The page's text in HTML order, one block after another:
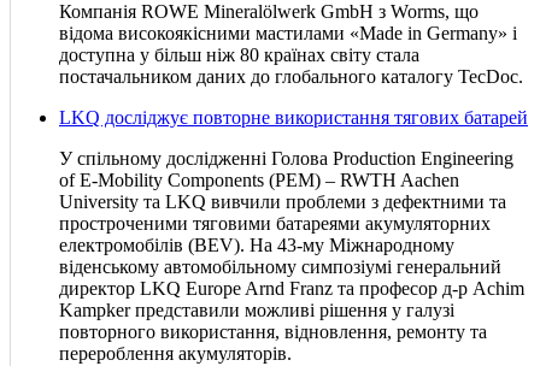
Компанія ROWE Mineralölwerk GmbH з Worms, що
відома високоякісними мастилами «Made in Germany» і
доступна у більш ніж 80 країнах світу стала
постачальником даних до глобального каталогу TecDoc.
LKQ досліджує повторне використання тягових батарей
У спільному дослідженні Голова Production Engineering
of E-Mobility Components (PEM) – RWTH Aachen
University та LKQ вивчили проблеми з дефектними та
простроченими тяговими батареями акумуляторних
електромобілів (BEV). На 43-му Міжнародному
віденському автомобільному симпозіумі генеральний
директор LKQ Europe Arnd Franz та професор д-р Achim
Kampker представили можливі рішення у галузі
повторного використання, відновлення, ремонту та
перероблення акумуляторів.